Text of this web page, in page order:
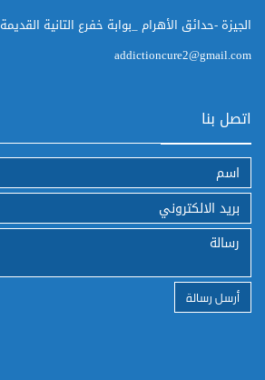
الجيزة -حدائق الأهرام _بوابة خفرع التانية القديمة
addictioncure2@gmail.com
اتصل بنا
أرسل رسالة